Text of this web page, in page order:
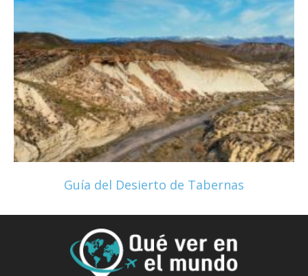
Guía del Desierto de Tabernas